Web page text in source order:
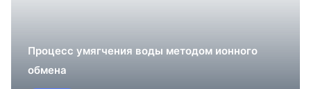
Процесс умягчения воды методом ионного
обмена